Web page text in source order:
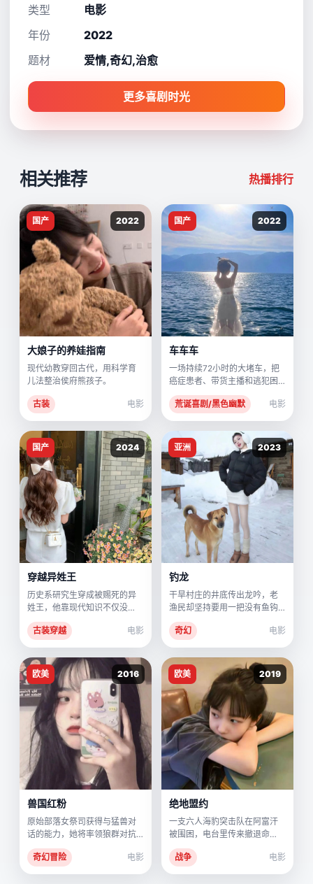
类型
电影
年份
2022
题材
爱情,奇幻,治愈
更多喜剧时光
相关推荐 热播排行
2022
国产
大娘子的养娃指南
现代幼教穿回古代，用科学育
儿法整治侯府熊孩子。
古装 电影
2022
国产
车车车
一场持续72小时的大堵车，把
癌症患者、带货主播和逃犯困
在了同一辆二手金杯里。
荒诞喜剧/黑色幽默
电影
2024
国产
穿越异姓王
历史系研究生穿成被赐死的异
姓王，他靠现代知识不仅没
死，还让皇帝成了他的迷弟。
古装穿越
电影
2023
亚洲
钓龙
干旱村庄的井底传出龙吟，老
渔民却坚持要用一把没有鱼钩
的钓竿去“钓”它。
奇幻
电影
2016
欧美
兽国红粉
原始部落女祭司获得与猛兽对
话的能力，她将率领狼群对抗
父权与入侵者。
奇幻冒险
电影
2019
欧美
绝地盟约
一支六人海豹突击队在阿富汗
被围困，电台里传来撤退命
令，而他们的队长却只剩下一
颗子弹。
战争 电影